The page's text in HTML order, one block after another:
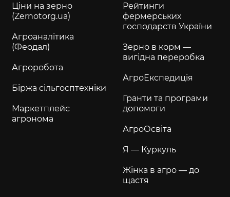
Ціни на зерно
(Zernotorg.ua)
Агроаналітика
(Феодал)
Агроробота
Біржа сільгосптехніки
Маркетплейс
агронома
Рейтинги
фермерських
господарств України
Зерно в корм —
вигідна переробка
АгроЕкспедиція
Гранти та програми
допомоги
АгроОсвіта
Я — Куркуль
Жінка в агро — до
щастя